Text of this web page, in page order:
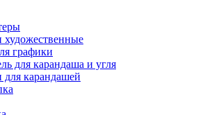
художественные
графики
для карандаша и угля
для карандашей